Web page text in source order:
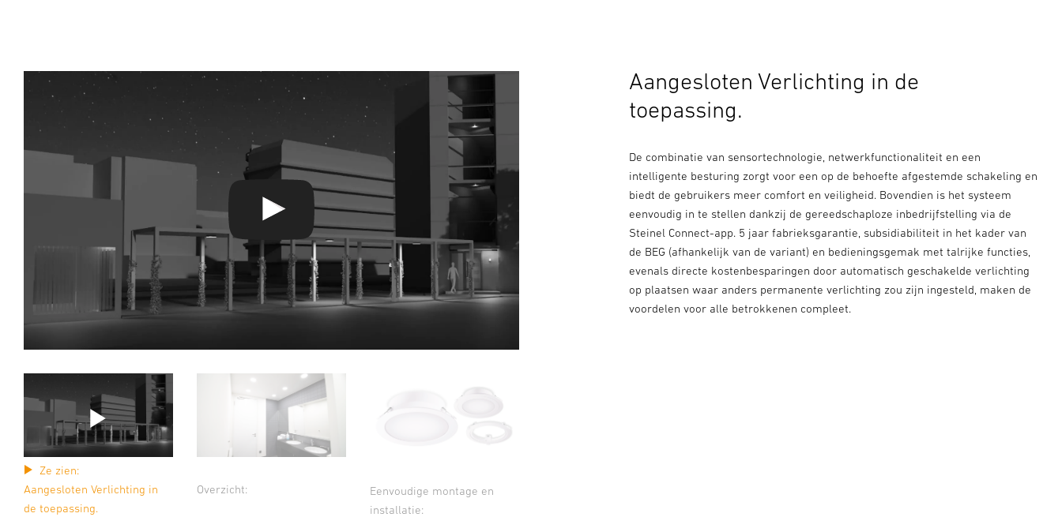
Ze zien:
Aangesloten Verlichting in
de toepassing.
Overzicht:
Eenvoudige montage en
installatie:
Aangesloten Verlichting in de
toepassing.
De combinatie van sensortechnologie, netwerkfunctionaliteit en een
intelligente besturing zorgt voor een op de behoefte afgestemde schakeling en
biedt de gebruikers meer comfort en veiligheid. Bovendien is het systeem
eenvoudig in te stellen dankzij de gereedschaploze inbedrijfstelling via de
Steinel Connect-app. 5 jaar fabrieksgarantie, subsidiabiliteit in het kader van
de BEG (afhankelijk van de variant) en bedieningsgemak met talrijke functies,
evenals directe kostenbesparingen door automatisch geschakelde verlichting
op plaatsen waar anders permanente verlichting zou zijn ingesteld, maken de
voordelen voor alle betrokkenen compleet.